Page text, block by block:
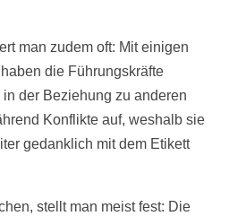
man zudem oft: Mit einigen
die Führungskräfte
der Beziehung zu anderen
Konflikte auf, weshalb sie
gedanklich mit dem Etikett
stellt man meist fest: Die